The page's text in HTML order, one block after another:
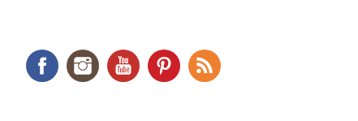
FacebookInstagramYouTubePinterestRSS Feed